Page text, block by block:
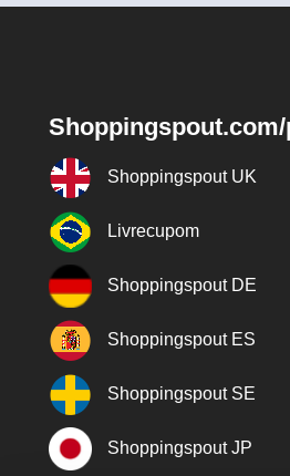
Shoppingspout UK
Livrecupom
Shoppingspout DE
Shoppingspout ES
Shoppingspout SE
Shoppingspout JP